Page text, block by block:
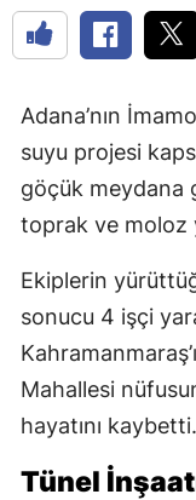
Adana’nın
suyu projesi
göçük meydana
toprak ve moloz
Ekiplerin
sonucu 4 işçi
Mahallesi
hayatını kaybetti.
Tünel